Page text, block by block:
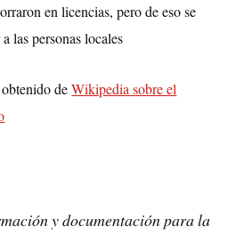
en licencias, pero de eso se
las personas locales
obtenido deWikipedia sobre el
y documentación para la